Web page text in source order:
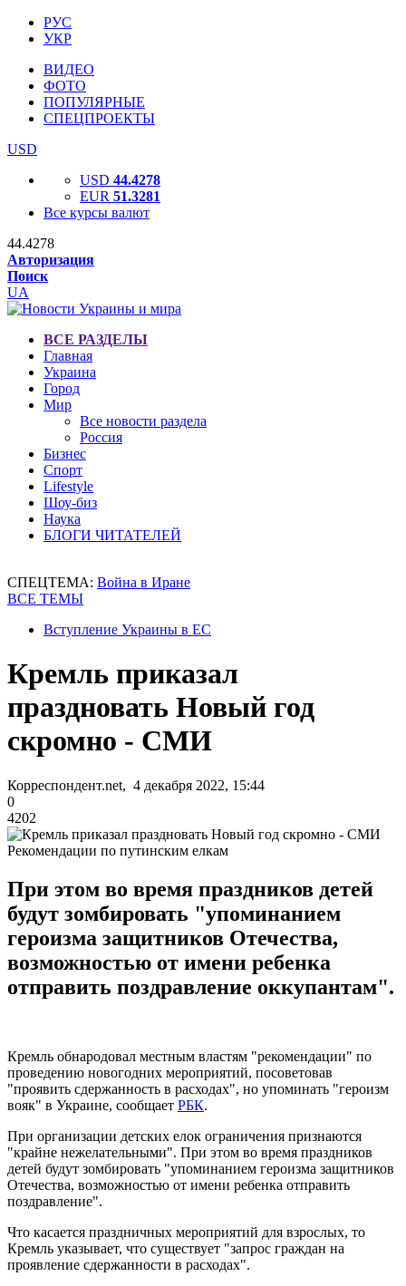
РУС
УКР
ВИДЕО
ФОТО
ПОПУЛЯРНЫЕ
СПЕЦПРОЕКТЫ
USD
USD 44.4278
EUR 51.3281
Все курсы валют
44.4278
Авторизация
Поиск
UA
ВСЕ РАЗДЕЛЫ
Главная
Украина
Город
Мир
Все новости раздела
Россия
Бизнес
Спорт
Lifestyle
Шоу-биз
Наука
БЛОГИ ЧИТАТЕЛЕЙ
СПЕЦТЕМА: Война в Иране
ВСЕ ТЕМЫ
Вступление Украины в ЕС
Кремль приказал
праздновать Новый год
скромно - СМИ
Корреспондент.net, 4 декабря 2022, 15:44
0
4202
Рекомендации по путинским елкам
При этом во время праздников детей
будут зомбировать "упоминанием
героизма защитников Отечества,
возможностью от имени ребенка
отправить поздравление оккупантам".
Кремль обнародовал местным властям "рекомендации" по
проведению новогодних мероприятий, посоветовав
"проявить сдержанность в расходах", но упоминать "героизм
вояк" в Украине, сообщает РБК.
При организации детских елок ограничения признаются
"крайне нежелательными". При этом во время праздников
детей будут зомбировать "упоминанием героизма защитников
Отечества, возможностью от имени ребенка отправить
поздравление".
Что касается праздничных мероприятий для взрослых, то
Кремль указывает, что существует "запрос граждан на
проявление сдержанности в расходах".